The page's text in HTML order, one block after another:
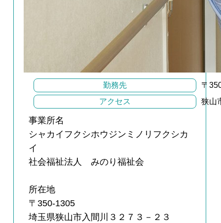
勤務先
〒
アクセス
狭山
事業所名
シャカイフクシホウジンミノリフクシカ
イ
社会福祉法人 みのり福祉会
所在地
〒350-1305
埼玉県狭山市入間川３２７３－２３